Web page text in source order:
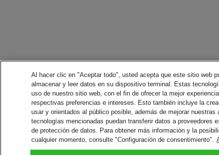
Al hacer clic en "Aceptar todo", usted acepta que este sitio web
almacenar y leer datos en su dispositivo terminal. Estas
uso de nuestro sitio web, con el fin de ofrecer la mejor
respectivas preferencias e intereses. Esto también incluye la
usar y orientados al público posible, además de mejorar
tecnologías mencionadas puedan transferir datos a proveedores
de protección de datos. Para obtener más información y la
cualquier momento, consulte "Configuración de consentimiento".